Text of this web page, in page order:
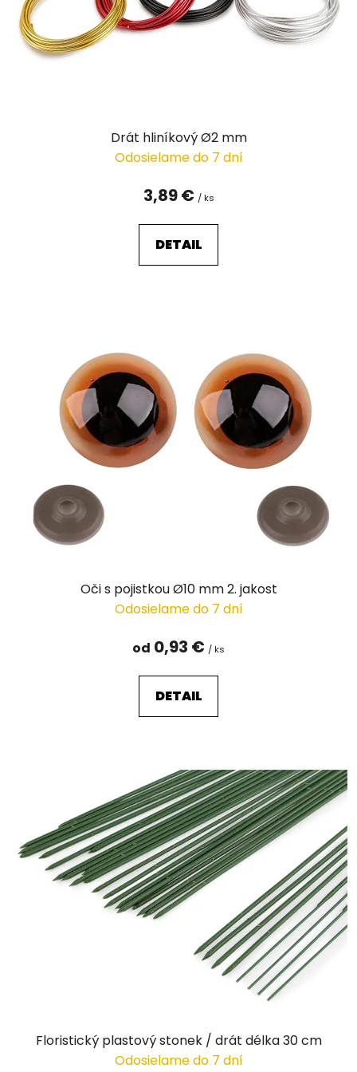
o
d
Drát hliníkový Ø2 mm
Odosielame do 7 dní
3,89 € / ks
DETAIL
Oči s pojistkou Ø10 mm 2. jakost
Odosielame do 7 dní
od 0,93 € / ks
DETAIL
Floristický plastový stonek / drát délka 30 cm
Odosielame do 7 dní